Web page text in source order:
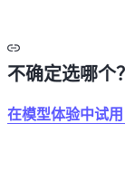
不确定选哪个？
在模型体验中试用